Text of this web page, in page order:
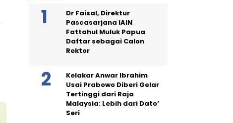
Dr Faisal, Direktur
Pascasarjana IAIN
Fattahul Muluk Papua
Daftar sebagai Calon
Rektor
Kelakar Anwar Ibrahim
Usai Prabowo Diberi Gelar
Tertinggi dari Raja
Malaysia: Lebih dari Dato’
Seri